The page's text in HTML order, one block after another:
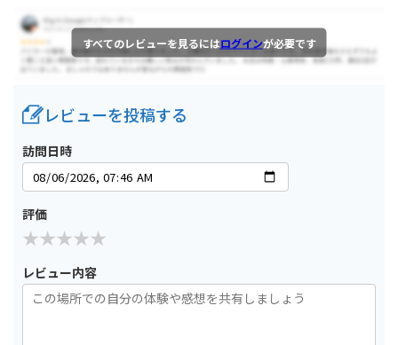
すべてのレビューを見るにはログインが必要です
レビューを投稿する
訪問日時
評価
レビュー内容